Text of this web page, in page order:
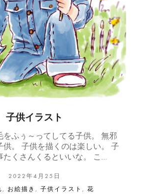
子供イラスト
をふぅ～ってしてる子供。 無邪
供。 子供を描くのは楽しい。 子
たくさんくるといいな。 こ…
2022年4月25日
, お絵描き , 子供イラスト , 花